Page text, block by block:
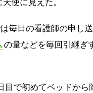
天使に見えた。
は毎日の看護師の申し
の量などを毎回引継ぎ
目で初めてベッドか